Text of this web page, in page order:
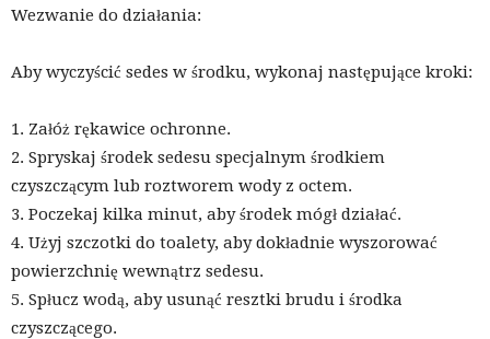
Wezwanie do działania:
Aby wyczyścić sedes w środku, wykonaj następujące kroki:
1. Załóż rękawice ochronne.
2. Spryskaj środek sedesu specjalnym środkiem
czyszczącym lub roztworem wody z octem.
3. Poczekaj kilka minut, aby środek mógł działać.
4. Użyj szczotki do toalety, aby dokładnie wyszorować
powierzchnię wewnątrz sedesu.
5. Spłucz wodą, aby usunąć resztki brudu i środka
czyszczącego.